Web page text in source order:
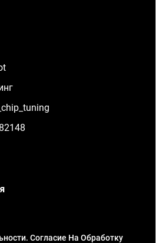
Согласие На Обработку